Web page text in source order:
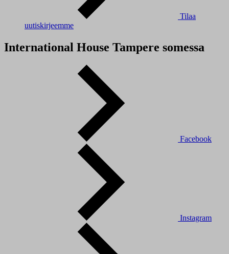
Tilaa
uutiskirjeemme
International House Tampere somessa
Facebook
Instagram